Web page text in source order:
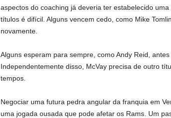
aspectos do coaching já deveria ter estabelecido
títulos é difícil. Alguns vencem cedo, como Mike
novamente.
Alguns esperam para sempre, como Andy Reid,
Independentemente disso, McVay precisa de outro
tempos.
Negociar uma futura pedra angular da franquia em
uma jogada ousada que pode afetar os Rams. Um